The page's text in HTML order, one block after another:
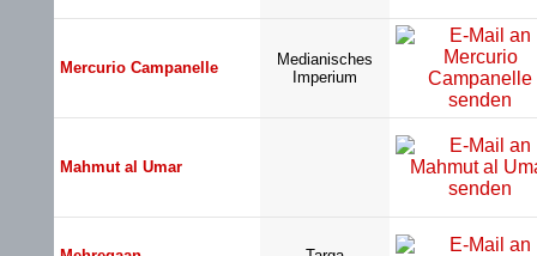
Mercurio Campanelle
Medianisches
Imperium
Mahmut al Umar